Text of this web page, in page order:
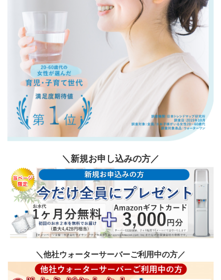
＼新規お申し込みの方／
＼他社ウォーターサーバーご利用中の方／